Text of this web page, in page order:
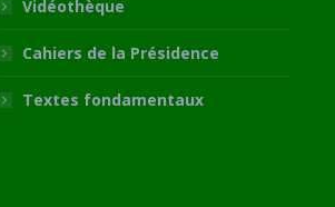
Vidéothèque
Cahiers de la Présidence
Textes fondamentaux